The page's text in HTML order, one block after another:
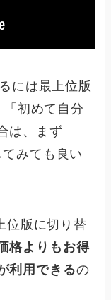
には最上位版
初めて自分
は、まず
みても良い
位版に切り替
格よりもお得
利用できるの